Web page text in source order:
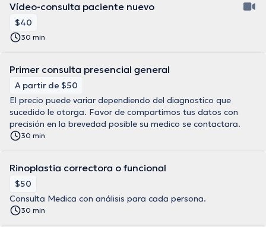
Vídeo-consulta paciente nuevo
$40
30 min
Primer consulta presencial general
A partir de $50
El precio puede variar dependiendo del diagnostico que
sucedido le otorga. Favor de compartimos tus datos con
precisión en la brevedad posible su medico se contactara.
30 min
Rinoplastia correctora o funcional
$50
Consulta Medica con análisis para cada persona.
30 min